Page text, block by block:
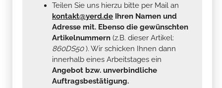
Teilen Sie uns hierzu bitte per Mail an
kontakt@yerd.de Ihren Namen und
Adresse mit. Ebenso die gewünschten
Artikelnummern (z.B. dieser Artikel:
860DS50). Wir schicken Ihnen dann
innerhalb eines Arbeitstages ein
Angebot bzw. unverbindliche
Auftragsbestätigung.